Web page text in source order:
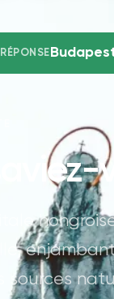
sources